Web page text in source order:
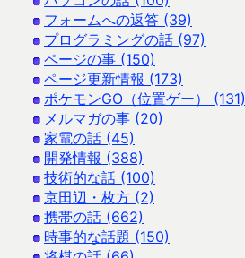
フォームへの返答 (39)
プログラミングの話 (97)
ページの事 (150)
ページ更新情報 (173)
ポケモンGO（位置ゲー） (131)
メルマガの事 (20)
家電の話 (45)
開発情報 (388)
技術的な話 (100)
京田辺・枚方 (2)
携帯の話 (662)
時事的な話題 (150)